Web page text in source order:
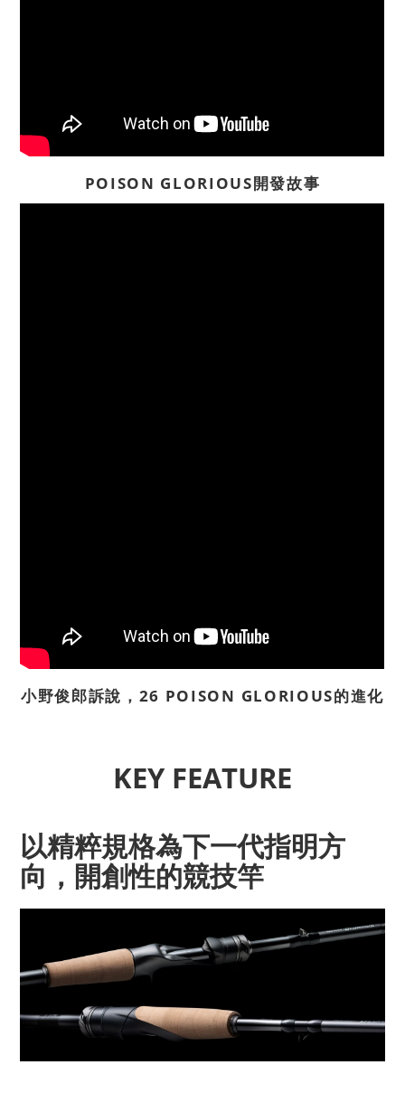
POISON GLORIOUS開發故事
小野俊郎訴說，26 POISON GLORIOUS的進化
KEY FEATURE
以精粹規格為下一代指明方
向，開創性的競技竿